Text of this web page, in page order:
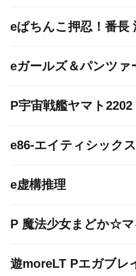
eぱちんこ押忍！番長
eガールズ＆パンツァ
P宇宙戦艦ヤマト
e86-エイティシック
e虚構推理
P 魔法少女まどか☆
遊moreLT Pエガブレ